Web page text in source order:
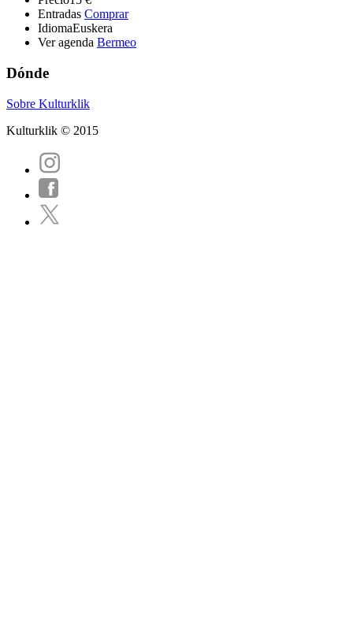
Entradas Comprar
IdiomaEuskera
Ver agenda Bermeo
Dónde
Sobre Kulturklik
Kulturklik © 2015